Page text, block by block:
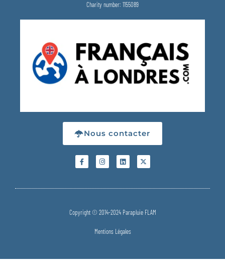
Charity number: 1155089
Nous contacter
Copyright © 2014-2024 Parapluie FLAM
Mentions Légales